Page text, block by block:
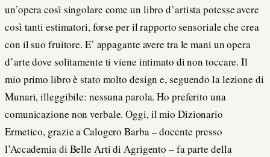
un’opera così singolare come un libro d’artista potesse avere
così tanti estimatori, forse per il rapporto sensoriale che crea
con il suo fruitore. E’ appagante avere tra le mani un opera
d’arte dove solitamente ti viene intimato di non toccare. Il
mio primo libro è stato molto design e, seguendo la lezione di
Munari, illeggibile: nessuna parola. Ho preferito una
comunicazione non verbale. Oggi, il mio Dizionario
Ermetico, grazie a Calogero Barba – docente presso
l’Accademia di Belle Arti di Agrigento – fa parte della